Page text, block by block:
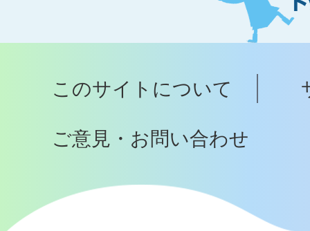
ト
ッ
へ
このサイトについて
ご意見・お問い合わせ